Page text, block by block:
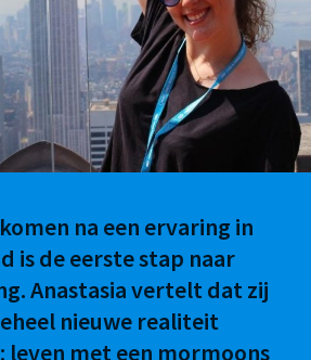
na een ervaring in
is de eerste stap naar
Anastasia vertelt dat zij
nieuwe realiteit
leven met een mormoons